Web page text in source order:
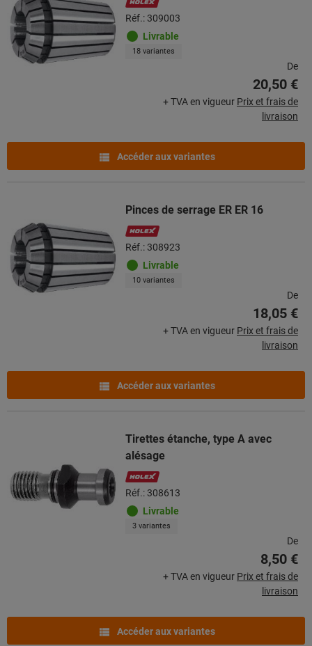
Réf.: 309003
Livrable
18 variantes
De
20,50 €
+ TVA en vigueur Prix et frais de
livraison
Accéder aux variantes
Pinces de serrage ER ER 16
Réf.: 308923
Livrable
10 variantes
De
18,05 €
+ TVA en vigueur Prix et frais de
livraison
Accéder aux variantes
Tirettes étanche, type A avec
alésage
Réf.: 308613
Livrable
3 variantes
De
8,50 €
+ TVA en vigueur Prix et frais de
livraison
Accéder aux variantes